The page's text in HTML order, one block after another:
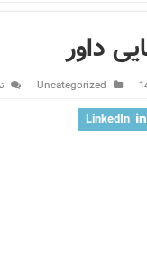
داور
Uncategorized
LinkedIn